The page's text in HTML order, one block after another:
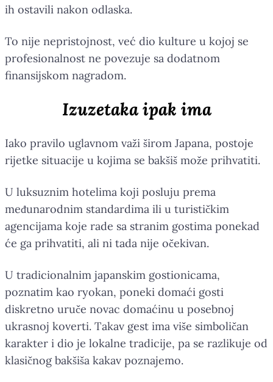
ih ostavili nakon odlaska.
To nije nepristojnost, već dio kulture u kojoj se
profesionalnost ne povezuje sa dodatnom
finansijskom nagradom.
Izuzetaka ipak ima
Iako pravilo uglavnom važi širom Japana, postoje
rijetke situacije u kojima se bakšiš može prihvatiti.
U luksuznim hotelima koji posluju prema
međunarodnim standardima ili u turističkim
agencijama koje rade sa stranim gostima ponekad
će ga prihvatiti, ali ni tada nije očekivan.
U tradicionalnim japanskim gostionicama,
poznatim kao ryokan, poneki domaći gosti
diskretno uruče novac domaćinu u posebnoj
ukrasnoj koverti. Takav gest ima više simboličan
karakter i dio je lokalne tradicije, pa se razlikuje od
klasičnog bakšiša kakav poznajemo.